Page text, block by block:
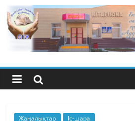
Skip
to
content
Бейімбет
Майлин
ауданының
Жаңалықтар Іс-шара